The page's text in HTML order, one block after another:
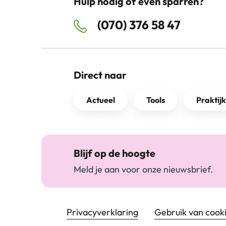
(070) 376 58 47
Direct naar
Actueel Tools
Blijf op de hoogte
Meld je aan voor onze nieuwsbrief.
Footer navigatie
Privacyverklaring Gebruik van